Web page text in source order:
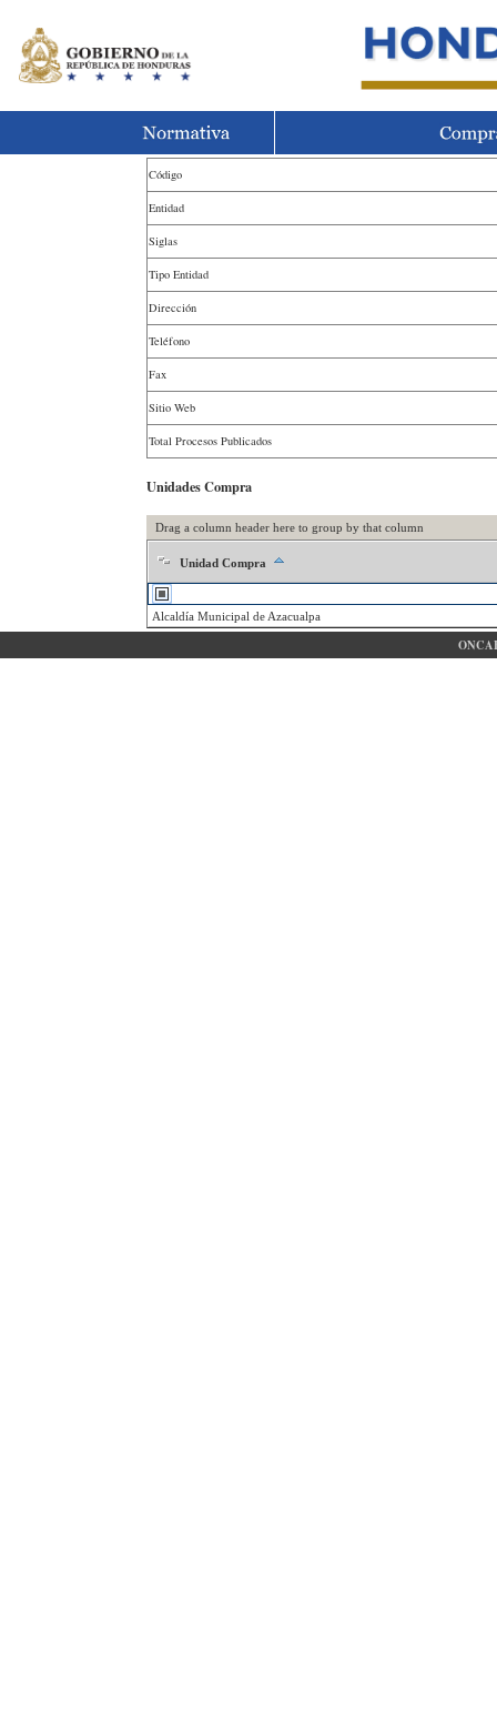
Código
Entidad
Siglas
Tipo Entidad
Dirección
Teléfono
Fax
Sitio Web
Total Procesos Publicados
Unidades Compra
Drag a column header here to group by that column
Unidad Compra
Alcaldía Municipal de Azacualpa